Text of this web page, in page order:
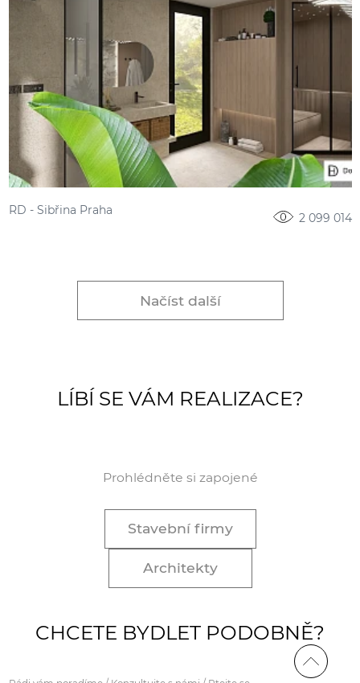
RD - Sibřina Praha
2 099 014
Načíst další
LÍBÍ SE VÁM REALIZACE?
Prohlédněte si zapojené
Stavební firmy
Architekty
CHCETE BYDLET PODOBNĚ?